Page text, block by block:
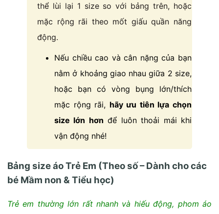
thể lùi lại 1 size so với bảng trên, hoặc
mặc rộng rãi theo mốt giấu quần năng
động.
Nếu chiều cao và cân nặng của bạn
nằm ở khoảng giao nhau giữa 2 size,
hoặc bạn có vòng bụng lớn/thích
mặc rộng rãi, hãy ưu tiên lựa chọn
size lớn hơn để luôn thoải mái khi
vận động nhé!
Bảng size áo Trẻ Em (Theo số – Dành cho các
bé Mầm non & Tiểu học)
Trẻ em thường lớn rất nhanh và hiếu động, phom áo